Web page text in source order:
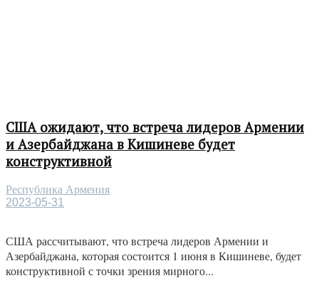
США ожидают, что встреча лидеров Армении
и Азербайджана в Кишиневе будет
конструктивной
Республика Армения
2023-05-31
США рассчитывают, что встреча лидеров Армении и
Азербайджана, которая состоится 1 июня в Кишиневе, будет
конструктивной с точки зрения мирного...